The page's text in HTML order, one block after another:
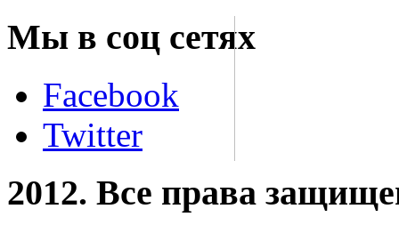
Мы в соц сетях
Facebook
Twitter
2012. Все права